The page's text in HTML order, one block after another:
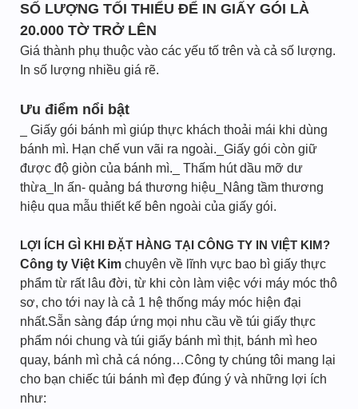
SỐ LƯỢNG TỐI THIỂU ĐỂ IN GIẤY GÓI LÀ
20.000 TỜ TRỞ LÊN
Giá thành phụ thuộc vào các yếu tố trên và cả số lượng.
In số lượng nhiều giá rẽ.
Ưu điểm nổi bật
_ Giấy gói bánh mì giúp thực khách thoải mái khi dùng
bánh mì. Hạn chế vun vãi ra ngoài._Giấy gói còn giữ
được độ giòn của bánh mì._ Thấm hút dầu mỡ dư
thừa_In ấn- quảng bá thương hiệu_Nâng tầm thương
hiệu qua mẫu thiết kế bên ngoài của giấy gói.
LỢI ÍCH GÌ KHI ĐẶT HÀNG TẠI CÔNG TY IN VIỆT KIM?
Công ty Việt Kim chuyên về lĩnh vực bao bì giấy thực
phẩm từ rất lâu đời, từ khi còn làm việc với máy móc thô
sơ, cho tới nay là cả 1 hệ thống máy móc hiện đại
nhất.Sẵn sàng đáp ứng mọi nhu cầu về túi giấy thực
phẩm nói chung và túi giấy bánh mì thịt, bánh mì heo
quay, bánh mì chả cá nóng…Công ty chúng tôi mang lại
cho bạn chiếc túi bánh mì đẹp đúng ý và những lợi ích
như: